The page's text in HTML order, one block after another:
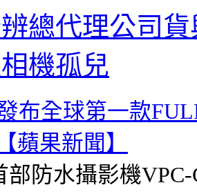
總代理公司
機孤兒
布全球第一款
【蘋果新聞】
部防水攝影機